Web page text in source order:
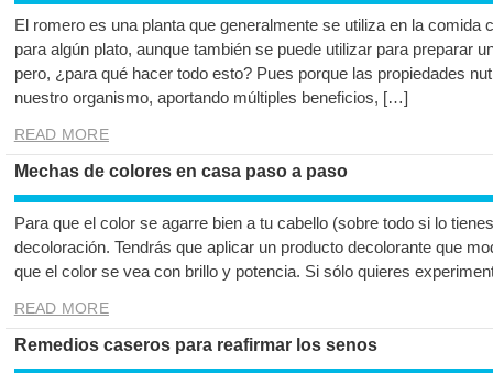
El romero es una planta que generalmente se utiliza en la comida
para algún plato, aunque también se puede utilizar para preparar
pero, ¿para qué hacer todo esto? Pues porque las propiedades
nuestro organismo, aportando múltiples beneficios, […]
READ MORE
Mechas de colores en casa paso a paso
Para que el color se agarre bien a tu cabello (sobre todo si lo
decoloración. Tendrás que aplicar un producto decolorante que
que el color se vea con brillo y potencia. Si sólo quieres
READ MORE
Remedios caseros para reafirmar los senos